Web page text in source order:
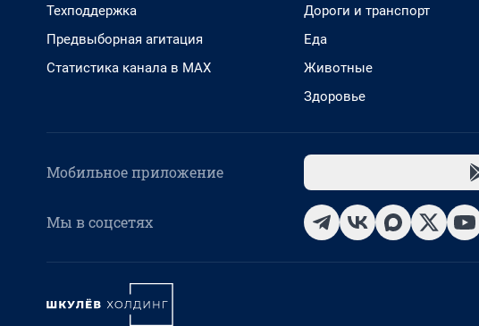
Техподдержка
Предвыборная агитация
Статистика канала в MAX
Дороги и транспорт
Еда
Животные
Здоровье
Мобильное приложение
Мы в соцсетях